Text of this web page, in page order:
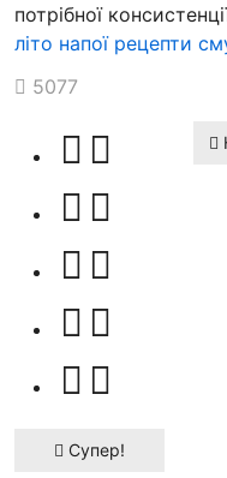
потрібної
літо напої рецепти
5077
Супер!